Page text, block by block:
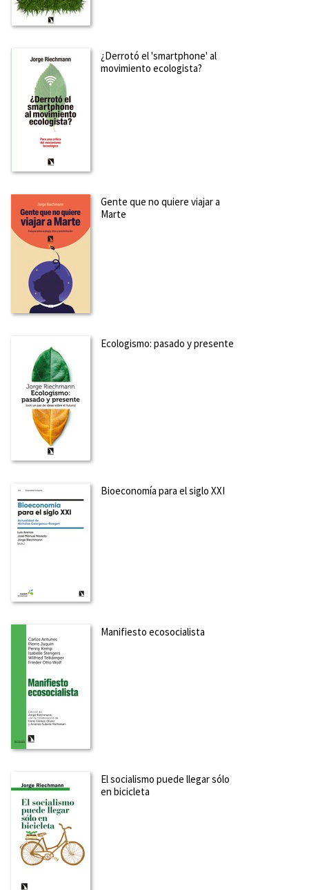
¿Derrotó el 'smartphone' al
movimiento ecologista?
Gente que no quiere viajar a
Marte
Ecologismo: pasado y presente
Bioeconomía para el siglo XXI
Manifiesto ecosocialista
El socialismo puede llegar sólo
en bicicleta